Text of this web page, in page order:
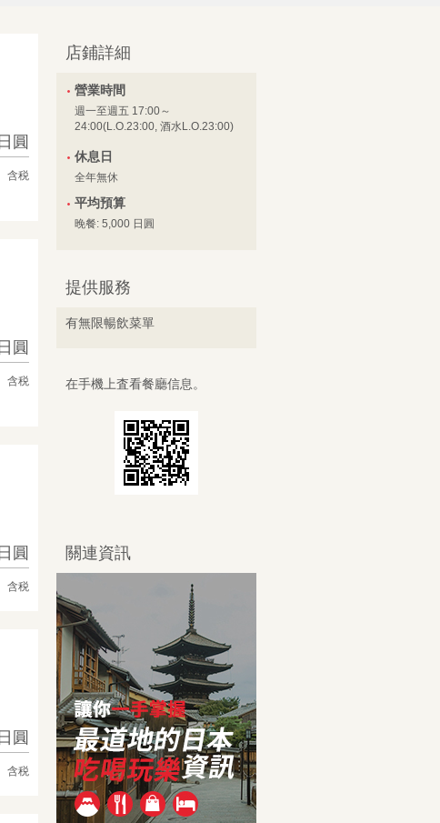
圓
含税
圓
含税
圓
含税
圓
含税
店鋪詳細
營業時間
週一至週五 17:00～
24:00(L.O.23:00, 酒水L.O.23:00)
休息日
全年無休
平均預算
晚餐: 5,000 日圓
提供服務
有無限暢飲菜單
在手機上査看餐廳信息。
關連資訊